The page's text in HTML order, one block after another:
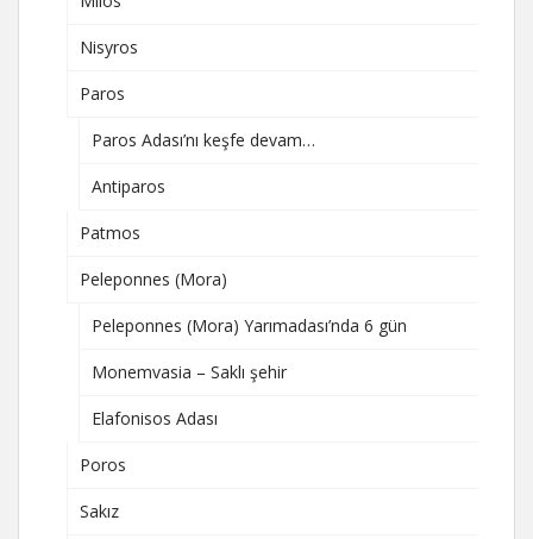
Nisyros
Paros
Paros Adası’nı keşfe devam…
Antiparos
Patmos
Peleponnes (Mora)
Peleponnes (Mora) Yarımadası’nda 6 gün
Monemvasia – Saklı şehir
Elafonisos Adası
Poros
Sakız